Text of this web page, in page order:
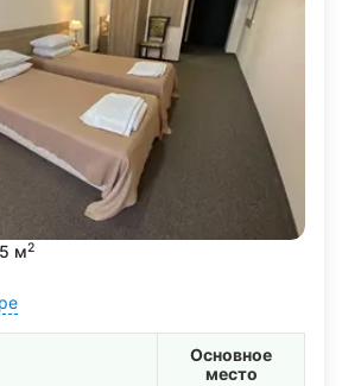
м2
Основное
место